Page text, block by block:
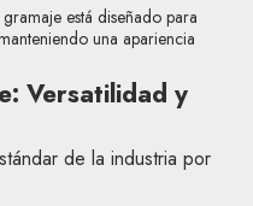
está diseñado para
una apariencia
Versatilidad y
de la industria por